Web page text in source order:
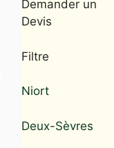
Demander un
Devis
Filtre
Niort
Deux-Sèvres